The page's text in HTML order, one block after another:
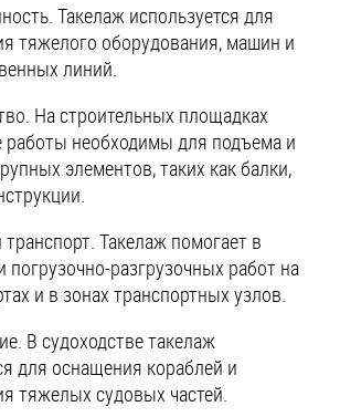
Такелаж используется для
тяжелого оборудования, машин и
линий.
На строительных площадках
работы необходимы для подъема и
элементов, таких как балки,
транспорт. Такелаж помогает в
погрузочно-разгрузочных работ на
и в зонах транспортных узлов.
В судоходстве такелаж
для оснащения кораблей и
тяжелых судовых частей.